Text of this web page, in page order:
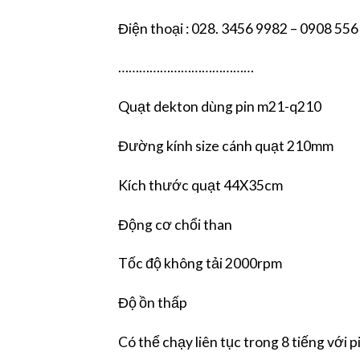
Điện thoại : 028. 3456 9982 – 0908
…………………………………
Quạt dekton dùng pin m21-q210
Đường kính size cánh quạt 210mm
Kích thước quạt 44X35cm
Động cơ chổi than
Tốc độ không tải 2000rpm
Độ ồn thấp
Có thể chạy liên tục trong 8 tiếng với